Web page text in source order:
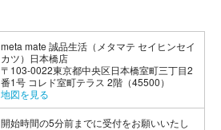
meta mate 誠品生活（メタマテ セイヒンセイ
カツ）日本橋店
〒103-0022東京都中央区日本橋室町三丁目2
番1号 コレド室町テラス 2階（45500）
地図を見る
開始時間の5分前までに受付をお願いいたし